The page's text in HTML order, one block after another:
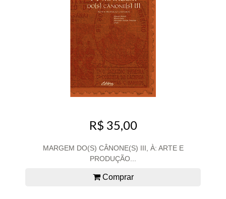
R$ 35,00
MARGEM DO(S) CÂNONE(S) III, À: ARTE E
PRODUÇÃO...
Comprar